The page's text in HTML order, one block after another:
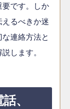
です。しか
るべきか迷
連絡方法と
します。
、